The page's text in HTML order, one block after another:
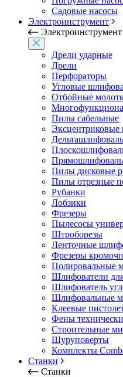
Садовые насосы
Электроинструмент
Электроинструмент
Дрели ударные
Дрели
Перфораторы
Угловые
Отбойные
Пилы сабельные
Пилы дисковые
Пилы отрезные
Рубанки
Лобзики
Фрезеры
Пылесосы
Штроборезы
Ленточные
Фрезеры
Полировальные
Шлифователи
Шлифователь
Шлифовальные
Клеевые
Фены
Строительные
Шуруповерты
Комплекты
Станки
Станки